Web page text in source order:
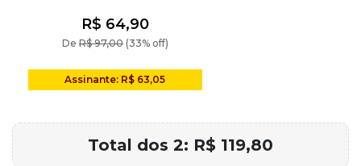
De R$ 97,00(33% off)
R$ 64,90
Assinante: R$ 63,05
Total dos 2: R$ 119,80